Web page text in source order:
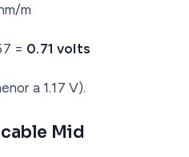
m
= 0.71 volts
a 1.17 V).
Mid